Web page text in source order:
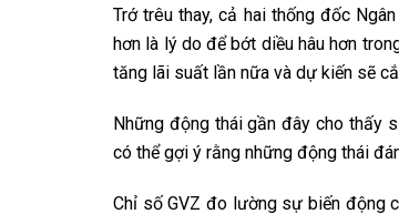
Trớ trêu thay, cả hai thống đốc
hơn là lý do để bớt diều hâu hơn
tăng lãi suất lần nữa và dự kiến ​​sẽ
Những động thái gần đây cho thấy
có thể gợi ý rằng những động thái
Chỉ số GVZ đo lường sự biến động